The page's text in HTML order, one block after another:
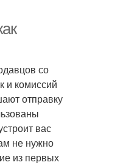
со
и комиссий
отправку
вас
не нужно
из первых